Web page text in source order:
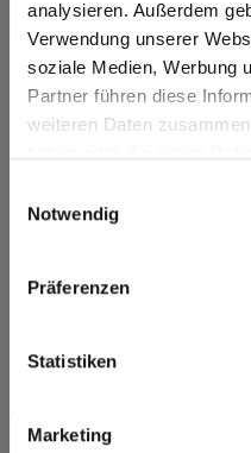
analysieren. Außerdem
Verwendung unserer
soziale Medien, Werbung
Partner führen diese
weiteren Daten
Notwendig
Präferenzen
Statistiken
Marketing
sr.modal is not closeable
Are you based in
Staten?
rest of the world!
Productkenmerken
Duurzaam
Slagvast
Duurzaam gesloten